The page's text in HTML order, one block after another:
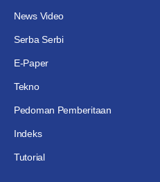
News Video
Serba Serbi
E-Paper
Tekno
Pedoman Pemberitaan
Indeks
Tutorial